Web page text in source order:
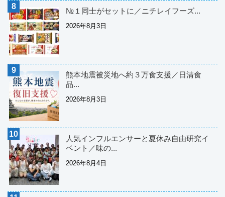
№１同士がセットに／ニチレイフーズ...
2026年8月3日
熊本地震被災地へ約３万食支援／日清食
品...
2026年8月3日
人気インフルエンサーと夏休み自由研究イ
ベント／味の...
2026年8月4日